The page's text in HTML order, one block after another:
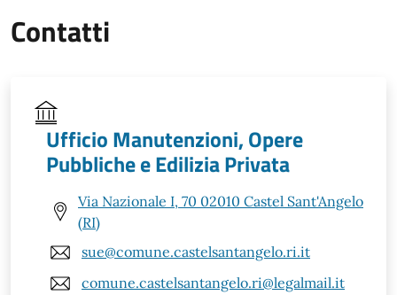
Contatti
Ufficio Manutenzioni, Opere
Pubbliche e Edilizia Privata
Via Nazionale I, 70 02010 Castel Sant'Angelo
(RI)
sue@comune.castelsantangelo.ri.it
comune.castelsantangelo.ri@legalmail.it